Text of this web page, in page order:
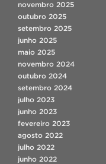
novembro 2025
outubro 2025
setembro 2025
junho 2025
maio 2025
novembro 2024
outubro 2024
setembro 2024
julho 2023
junho 2023
fevereiro 2023
agosto 2022
julho 2022
junho 2022